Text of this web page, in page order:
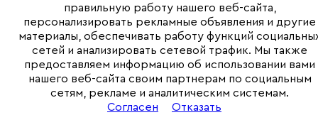
Юридическая информация
©ILM 2009-2026. Все права защищены
Представленная на сайте информация, в т.ч. стоимости объектов,
носит информационный характер
правильную работу нашего веб-сайта,
персонализировать рекламные объявления и другие
материалы, обеспечивать работу функций
сетей и анализировать сетевой трафик. Мы также
предоставляем информацию об использовании вами
нашего веб-сайта своим партнерам по социальным
сетям, рекламе и аналитическим системам.
Согласен
Отказать